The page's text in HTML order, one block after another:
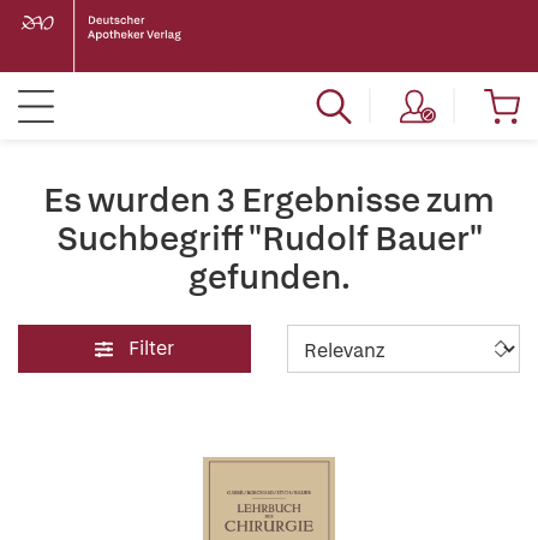
Es wurden 3 Ergebnisse zum
Suchbegriff "Rudolf Bauer"
gefunden.
Filter